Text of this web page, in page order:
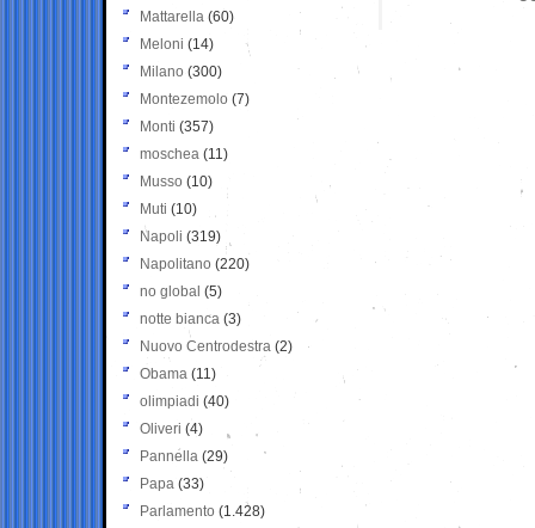
Mattarella (60)
Meloni (14)
Milano (300)
Montezemolo (7)
Monti (357)
moschea (11)
Musso (10)
Muti (10)
Napoli (319)
Napolitano (220)
no global (5)
notte bianca (3)
Nuovo Centrodestra (2)
Obama (11)
olimpiadi (40)
Oliveri (4)
Pannella (29)
Papa (33)
Parlamento (1.428)